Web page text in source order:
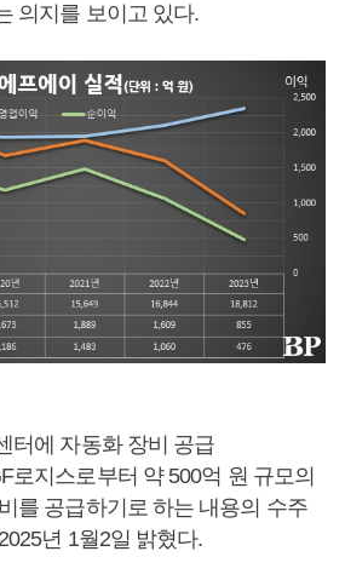
의지를 보이고 있다.
터에 자동화 장비 공급
로지스로부터 약 500억 원 규모의
를 공급하기로 하는 내용의 수주
년 1월2일 밝혔다.